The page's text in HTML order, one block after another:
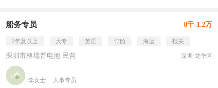
船务专员 8千-1.2万
2年及以上 大专 英语 订舱 海运 报关
深圳市格瑞普电池 民营 深圳·龙华区
李女士 人事专员